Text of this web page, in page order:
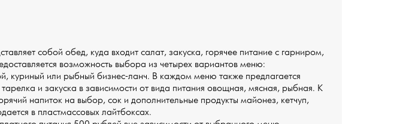
собой обед, куда входит салат, закуска, горячее питание с гарниром,
возможность выбора из четырех вариантов меню:
куриный или рыбный бизнес-ланч. В каждом меню также предлагается
и закуска в зависимости от вида питания овощная, мясная, рыбная. К
напиток на выбор, сок и дополнительные продукты майонез, кетчуп,
в пластмассовых лайтбоксах.